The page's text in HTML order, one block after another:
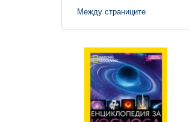
Между страниците